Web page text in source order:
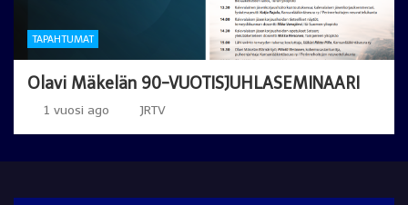
TAPAHTUMAT
Olavi Mäkelän 90-VUOTISJUHLASEMINAARI
1 vuosi ago JRTV